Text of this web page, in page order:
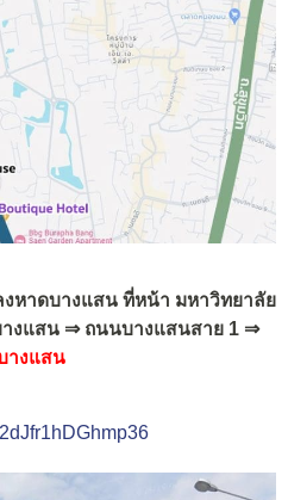
หาดบางแสน ที่หน้า มหาวิทยาลัย
างแสน ⇒ ถนนบางแสนสาย 1 ⇒
างแสน